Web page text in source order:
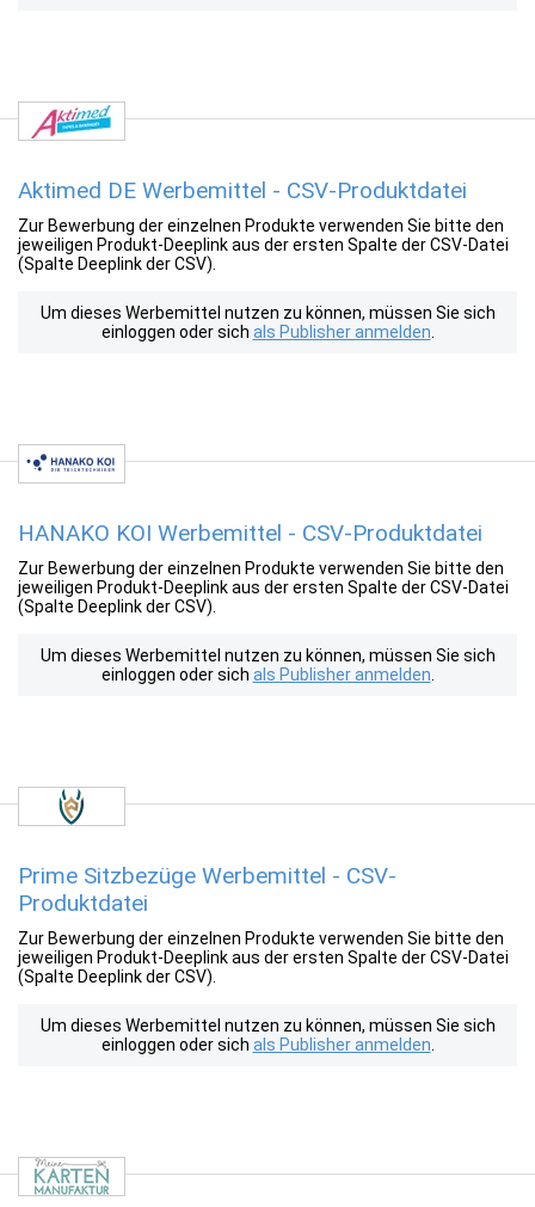
Aktimed DE Werbemittel - CSV-Produktdatei
Zur Bewerbung der einzelnen Produkte verwenden Sie bitte den
jeweiligen Produkt-Deeplink aus der ersten Spalte der CSV-Datei
(Spalte Deeplink der CSV).
Um dieses Werbemittel nutzen zu können, müssen Sie sich
einloggen oder sich als Publisher anmelden
HANAKO KOI Werbemittel - CSV-Produktdatei
Zur Bewerbung der einzelnen Produkte verwenden Sie bitte den
jeweiligen Produkt-Deeplink aus der ersten Spalte der CSV-Datei
(Spalte Deeplink der CSV).
Um dieses Werbemittel nutzen zu können, müssen Sie sich
einloggen oder sich als Publisher anmelden
Prime Sitzbezüge Werbemittel - CSV-
Produktdatei
Zur Bewerbung der einzelnen Produkte verwenden Sie bitte den
jeweiligen Produkt-Deeplink aus der ersten Spalte der CSV-Datei
(Spalte Deeplink der CSV).
Um dieses Werbemittel nutzen zu können, müssen Sie sich
einloggen oder sich als Publisher anmelden